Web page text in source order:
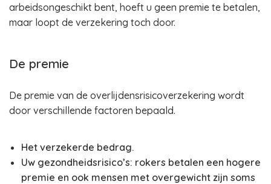
arbeidsongeschikt bent, hoeft u geen premie te betalen,
maar loopt de verzekering toch door.
De premie
De premie van de overlijdensrisicoverzekering wordt
door verschillende factoren bepaald.
Het verzekerde bedrag.
Uw gezondheidsrisico’s: rokers betalen een hogere
premie en ook mensen met overgewicht zijn soms